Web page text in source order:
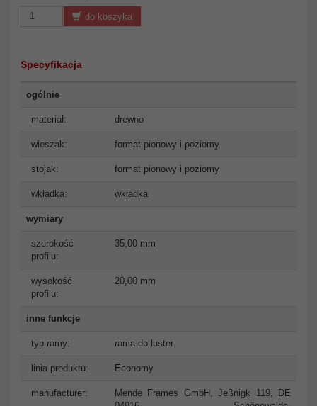
do koszyka
Specyfikacja
ogólnie
materiał: drewno
wieszak: format pionowy i poziomy
stojak: format pionowy i poziomy
wkładka: wkładka
wymiary
szerokość
profilu:
35,00 mm
wysokość
profilu:
20,00 mm
inne funkcje
typ ramy: rama do luster
linia produktu: Economy
manufacturer:
Mende Frames GmbH, Jeßnigk 119, DE